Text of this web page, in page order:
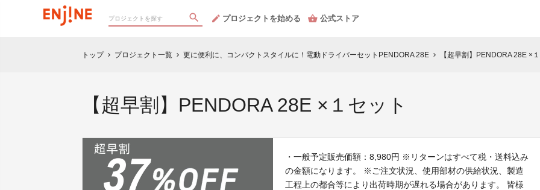
プロジェクトを始める 公式ストア
トップ chevron_right プロジェクト一覧 chevron_right 更に便利に、コンパクトスタイルに！電動ドライバーセットPENDORA 28E chevron_right 【超早割】PENDORA 28E ×
【超早割】PENDORA 28E ×１セット
・一般予定販売価額：8,980円 ※リターンはすべて税・送料込み
の金額になります。 ※ご注文状況、使用部材の供給状況、製造
工程上の都合等により出荷時期が遅れる場合があります。 皆様